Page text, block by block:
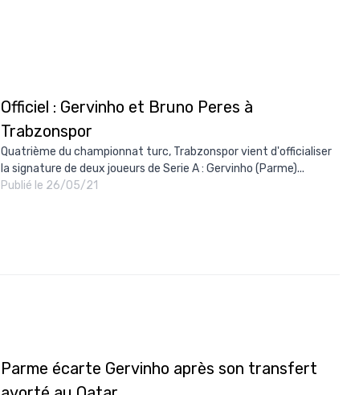
Officiel : Gervinho et Bruno Peres à
Trabzonspor
Quatrième du championnat turc, Trabzonspor vient d'officialiser
la signature de deux joueurs de Serie A : Gervinho (Parme)...
Publié le 26/05/21
Parme écarte Gervinho après son transfert